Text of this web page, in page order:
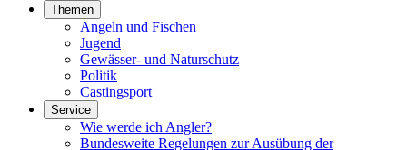
Themen
Angeln und Fischen
Jugend
Gewässer- und Naturschutz
Politik
Castingsport
Service
Wie werde ich Angler?
Bundesweite Regelungen zur Ausübung der